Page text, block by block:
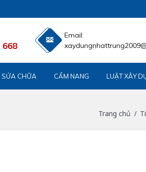
668
Email:
SỬA CHỮA CẨM NANG LUẬT XÂY
Trang chủ